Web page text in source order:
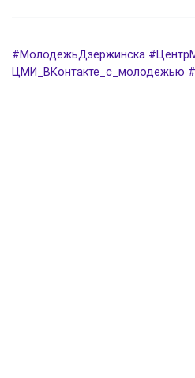
#МолодежьДзержинска
ЦМИ_ВКонтакте_с_молодежью